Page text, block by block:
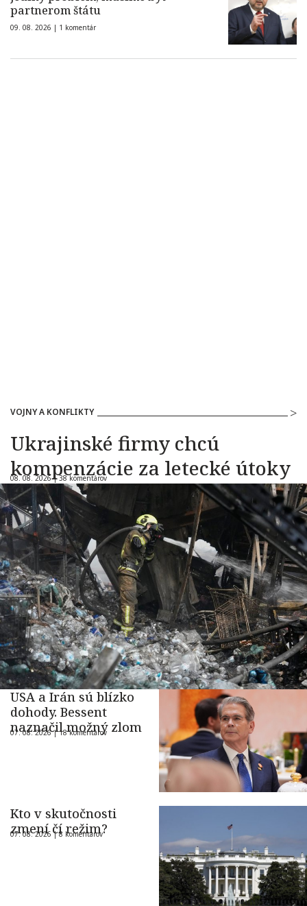
partnerom štátu
09. 08. 2026 | 1 komentár
VOJNY A KONFLIKTY
Ukrajinské firmy chcú
kompenzácie za letecké útoky
08. 08. 2026 |38 komentárov
USA a Irán sú blízko
dohody. Bessent
naznačil možný zlom
07. 08. 2026 |18 komentárov
Kto v skutočnosti
zmení čí režim?
07. 08. 2026 |8 komentárov